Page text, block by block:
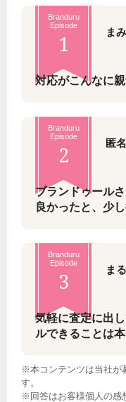
Branduru
Episode
1 ま
対応がこんなに
Branduru
Episode
2 匿
ブランドゥール
良かったと、少
Branduru
Episode
3 ま
気軽に査定に出
ルできることは
※本コンテンツは当社が
す。
※回答はお客様個人の感